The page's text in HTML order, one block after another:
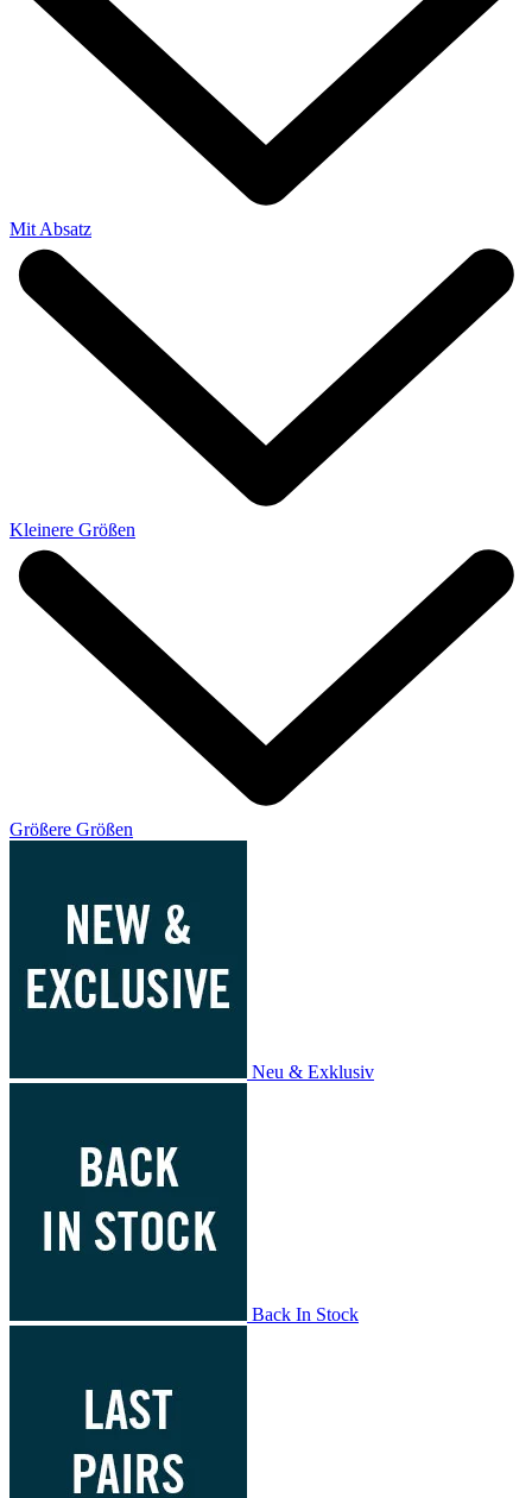
Mit Absatz
Kleinere Größen
Größere Größen
Neu & Exklusiv
Back In Stock